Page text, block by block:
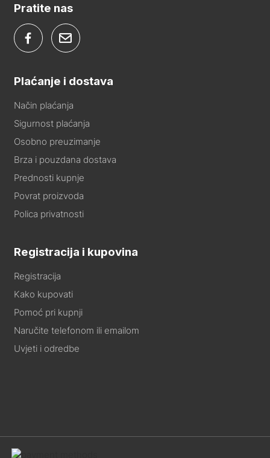
Pratite nas
Plaćanje i dostava
Način plaćanja
Sigurnost plaćanja
Osobno preuzimanje
Brza i pouzdana dostava
Prednosti kupnje
Povrat proizvoda
Polica privatnosti
Registracija i kupovina
Registracija
Kako kupovati
Pomoć pri kupnji
Naručite telefonom ili emailom
Uvjeti i odredbe